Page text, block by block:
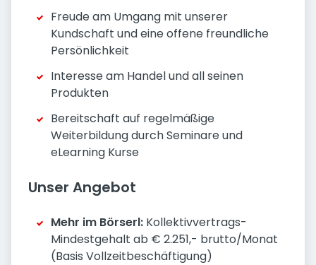
Freude am Umgang mit unserer
Kundschaft und eine offene freundliche
Persönlichkeit
Interesse am Handel und all seinen
Produkten
Bereitschaft auf regelmäßige
Weiterbildung durch Seminare und
eLearning Kurse
Unser Angebot
Mehr im Börserl: Kollektivvertrags-
Mindestgehalt ab € 2.251,- brutto/Monat
(Basis Vollzeitbeschäftigung)